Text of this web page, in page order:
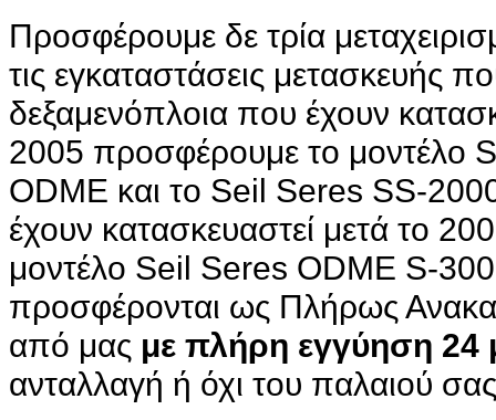
Προσφέρουμε δε τρία
τις εγκαταστάσεις μετασκευής
δεξαμενόπλοια που έχουν
2005 προσφέρουμε το μοντέλο
ODME και το Seil Seres SS-
έχουν κατασκευαστεί μετά το
μοντέλο Seil Seres ODME S-
προσφέρονται ως Πλήρως
από μας με πλήρη εγγύηση 24
ανταλλαγή ή όχι του παλαιού